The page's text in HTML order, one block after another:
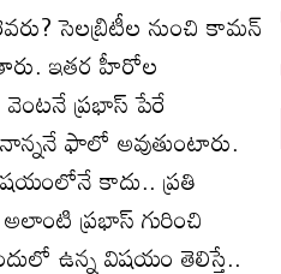
సెలబ్రిటీల నుంచి కామన్
ఇతర హీరోల
ప్రభాస్ పేరే
ఫాలో అవుతుంటారు.
కాదు.. ప్రతి
ప్రభాస్ గురించి
ఉన్న విషయం తెలిస్తే..